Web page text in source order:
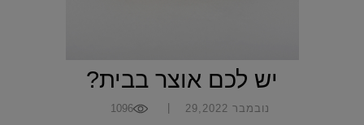
יש לכם אוצר בבית?
נובמבר 29,2022 1096